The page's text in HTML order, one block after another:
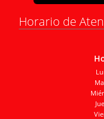
Horario de